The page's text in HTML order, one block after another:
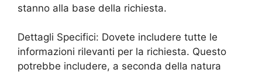
stanno alla base della richiesta.
Dettagli Specifici: Dovete includere tutte le
informazioni rilevanti per la richiesta. Questo
potrebbe includere, a seconda della natura